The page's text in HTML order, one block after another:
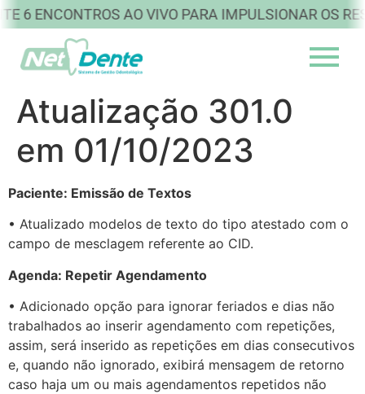
6 ENCONTROS AO VIVO PARA IMPULSIONAR OS
Atualização 301.0
em 01/10/2023
Paciente: Emissão de Textos
• Atualizado modelos de texto do tipo atestado com o
campo de mesclagem referente ao CID.
Agenda: Repetir Agendamento
• Adicionado opção para ignorar feriados e dias não
trabalhados ao inserir agendamento com repetições,
assim, será inserido as repetições em dias consecutivos
e, quando não ignorado, exibirá mensagem de retorno
caso haja um ou mais agendamentos repetidos não